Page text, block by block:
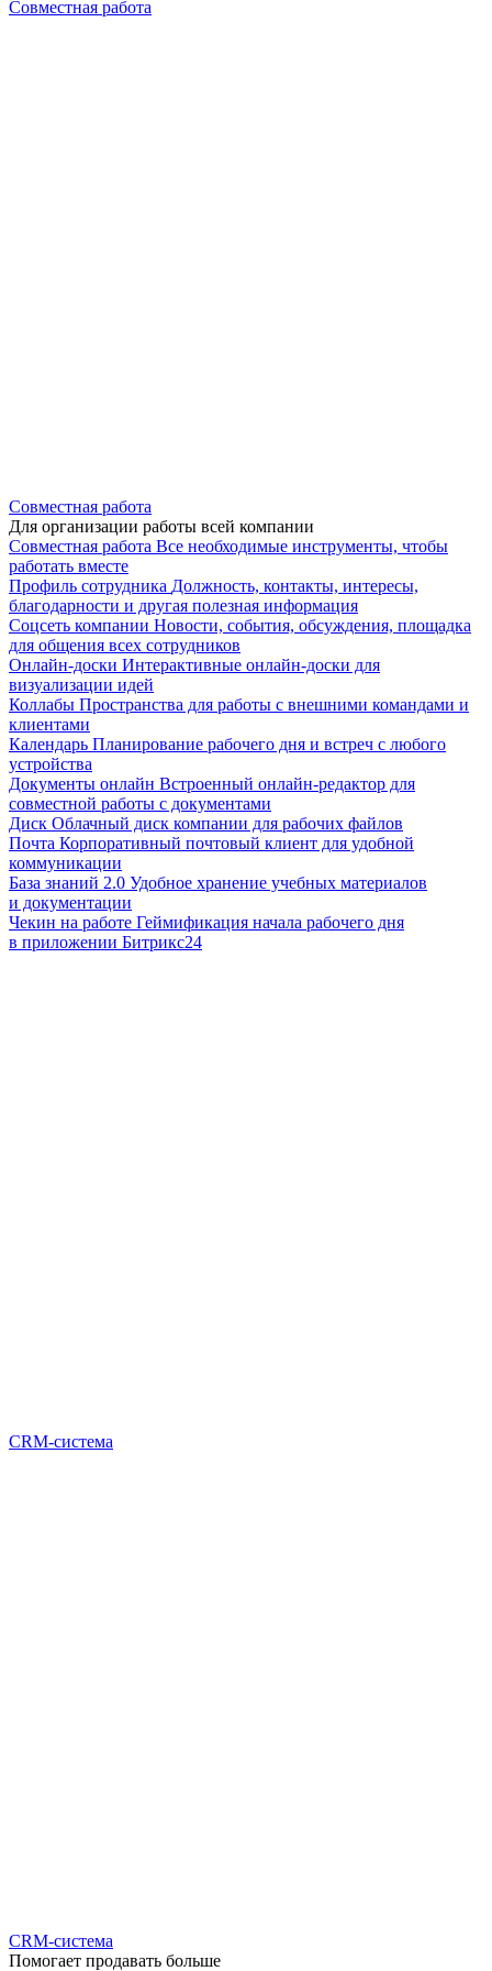
Совместная работа
Совместная работа
Для организации работы всей компании
Совместная работа Все необходимые инструменты, чтобы
работать вместе
Профиль сотрудника Должность, контакты, интересы,
благодарности и другая полезная информация
Соцсеть компании Новости, события, обсуждения, площадка
для общения всех сотрудников
Онлайн-доски Интерактивные онлайн-доски для
визуализации идей
Коллабы Пространства для работы с внешними командами и
клиентами
Календарь Планирование рабочего дня и встреч с любого
устройства
Документы онлайн Встроенный онлайн-редактор для
совместной работы с документами
Диск Облачный диск компании для рабочих файлов
Почта Корпоративный почтовый клиент для удобной
коммуникации
База знаний 2.0 Удобное хранение учебных материалов
и документации
Чекин на работе Геймификация начала рабочего дня
в приложении Битрикс24
CRM-система
CRM-система
Помогает продавать больше